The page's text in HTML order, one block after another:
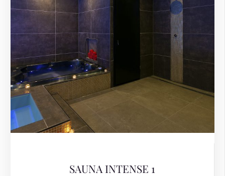
SAUNA INTENSE 1